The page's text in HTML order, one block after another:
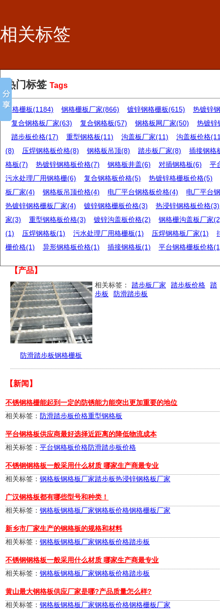
相关标签
热门标签 Tags
钢格栅板(1184) 钢格栅板厂家(866) 镀锌钢格栅板(615)
热镀锌
复合钢格板厂家(63)
复合钢格板(57) 钢格板网厂家(50)
热镀锌
踏步板价格(17)
重型钢格板(11) 沟盖板厂家(11)
沟盖板价格
(8)
压焊钢格板价格(8) 钢格板吊顶(8) 踏步板厂家(8)
插接钢格
格板(7)
热镀锌钢格板价格(7) 钢格板井盖(6) 对插钢格板(6)
平
污水处理厂用钢格栅(6)
复合钢格板价格(5)
热镀锌格栅板价格(5)
板厂家(4)
钢格板吊顶价格(4) 电厂平台钢格板价格(4)
电厂平台
热镀锌钢格栅板厂家(4)
镀锌钢格栅板价格(3)
热浸锌钢格板价格(3)
家(3)
重型钢格板价格(3) 镀锌沟盖板价格(2)
钢格栅沟盖板厂家
(1)
压焊钢格板(1) 污水处理厂用格栅板(1) 压焊钢格板厂家(1)
栅价格(1)
异形钢格板价格(1) 插接钢格板(1) 平台钢格栅板价格
【产品】
防滑踏步板钢格栅板
相关标签： 踏步板厂家 踏步板价格
踏
步板
防滑踏步板
【新闻】
不锈钢格栅能起到一定的防锈能力能突出更加重要的地位
相关标签： 防滑踏步板价格重型钢格板
平台钢格板供应商最好选择近距离的降低物流成本
相关标签： 平台钢格板价格防滑踏步板价格
不锈钢钢格板一般采用什么材质 哪家生产商最专业
相关标签： 钢格板钢格板厂家踏步板热浸锌钢格板厂家
广汉钢格板都有哪些型号和种类！
相关标签： 钢格板钢格板厂家钢格板价格钢格栅板厂家
新乡市厂家生产的钢格板的规格和材料
相关标签： 钢格板钢格板厂家钢格板价格踏步板
不锈钢钢格板一般采用什么材质 哪家生产商最专业
相关标签： 钢格板钢格板厂家钢格板价格踏步板
黄山最大钢格板供应厂家是哪?产品质量怎么样?
相关标签： 钢格板钢格板厂家钢格板价格钢格栅板厂家